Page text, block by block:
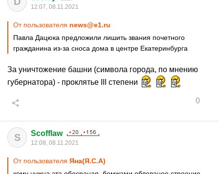
12:07, 08.11.2021
От пользователя news@e1.ru
Павла Дацюка предложили лишить звания почетного
гражданина из-за сноса дома в центре Екатеринбурга
За уничтожение башни (символа города, по мнению
губернатора) - проклятье III степени
0
S Scofflaw
12:08, 08.11.2021
От пользователя Яна(Я.С.А)